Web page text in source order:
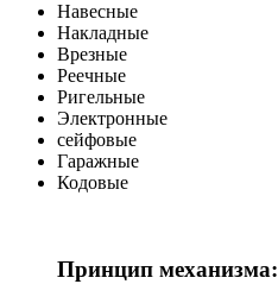
Навесные
Накладные
Врезные
Реечные
Ригельные
Электронные
сейфовые
Гаражные
Кодовые
Принцип механизма: